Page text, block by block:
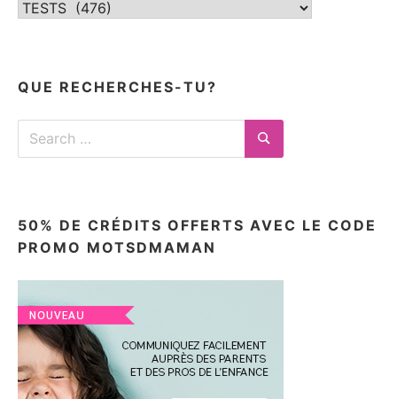
Tous
QUE RECHERCHES-TU?
Search
Search
50% DE CRÉDITS OFFERTS AVEC LE CODE
PROMO MOTSDMAMAN